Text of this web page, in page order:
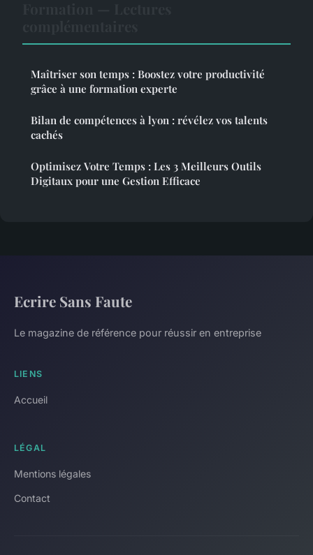
Maîtriser son temps : Boostez votre productivité
grâce à une formation experte
Bilan de compétences à lyon : révélez vos talents
cachés
Optimisez Votre Temps : Les 3 Meilleurs Outils
Digitaux pour une Gestion Efficace
Ecrire Sans Faute
Le magazine de référence pour réussir en entreprise
LIENS
Accueil
LÉGAL
Mentions légales
Contact